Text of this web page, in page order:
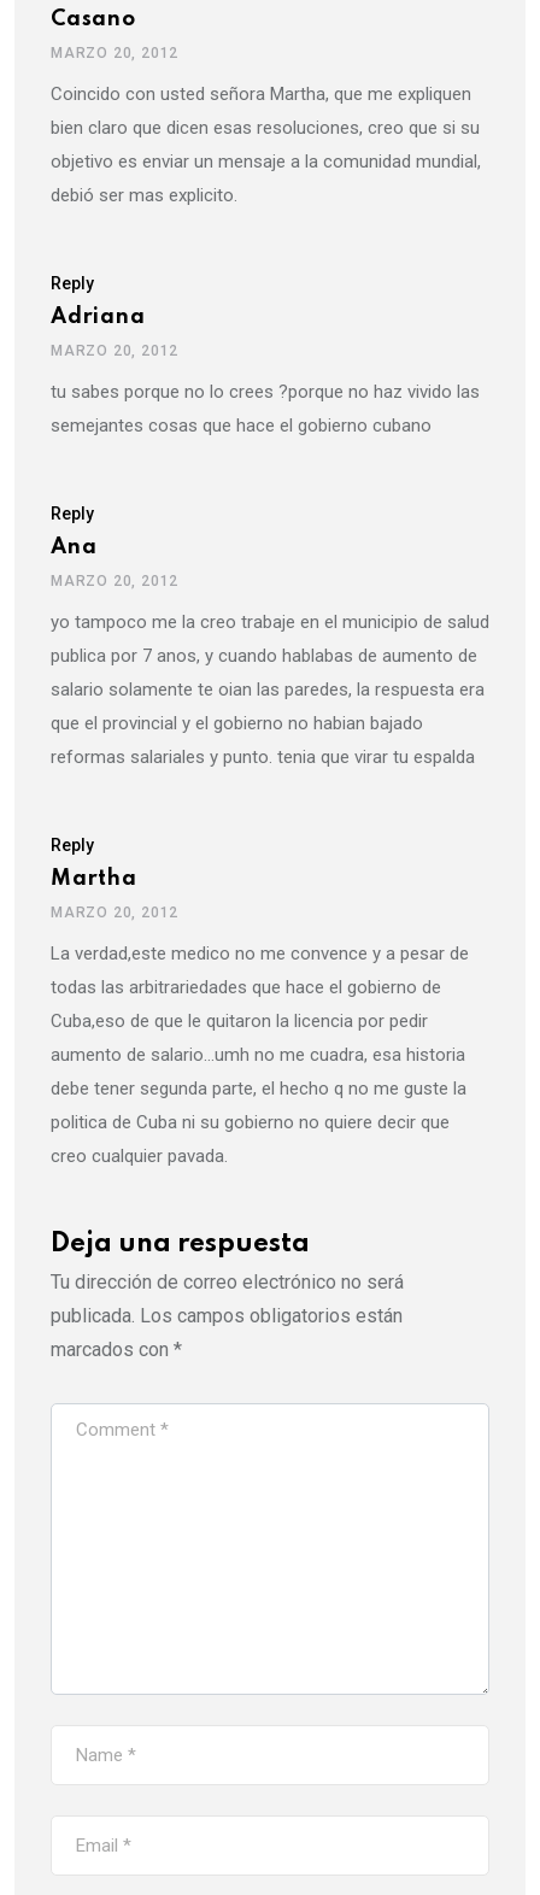
Casano
MARZO 20, 2012
Coincido con usted señora Martha, que me expliquen
bien claro que dicen esas resoluciones, creo que si su
objetivo es enviar un mensaje a la comunidad mundial,
debió ser mas explicito.
Reply
Adriana
MARZO 20, 2012
tu sabes porque no lo crees ?porque no haz vivido las
semejantes cosas que hace el gobierno cubano
Reply
Ana
MARZO 20, 2012
yo tampoco me la creo trabaje en el municipio de salud
publica por 7 anos, y cuando hablabas de aumento de
salario solamente te oian las paredes, la respuesta era
que el provincial y el gobierno no habian bajado
reformas salariales y punto. tenia que virar tu espalda
Reply
Martha
MARZO 20, 2012
La verdad,este medico no me convence y a pesar de
todas las arbitrariedades que hace el gobierno de
Cuba,eso de que le quitaron la licencia por pedir
aumento de salario…umh no me cuadra, esa historia
debe tener segunda parte, el hecho q no me guste la
politica de Cuba ni su gobierno no quiere decir que
creo cualquier pavada.
Deja una respuesta
Tu dirección de correo electrónico no será
publicada. Los campos obligatorios están
marcados con *